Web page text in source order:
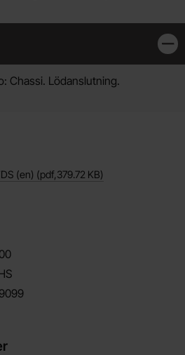
Chassi. Lödanslutning.
(en) (pdf,379.72 KB)